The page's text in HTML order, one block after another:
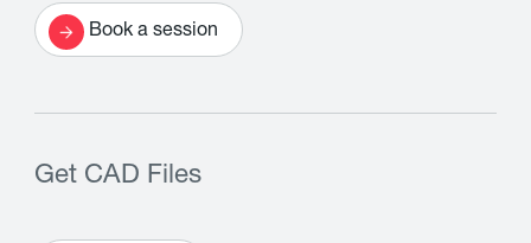
Book a session
Get CAD Files